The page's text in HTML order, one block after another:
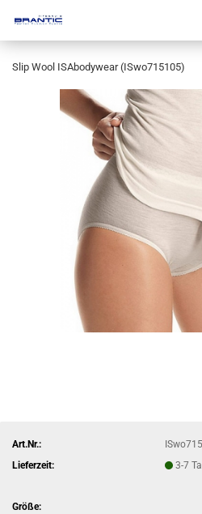
Slip Wool ISAbodywear (ISwo715105)
Art.Nr.:
Lieferzeit:
3-7
Größe: